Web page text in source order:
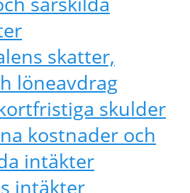
skatter,
löneavdrag
skulder
kostnader och
intäkter
intäkter